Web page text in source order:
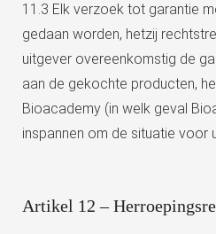
11.3 Elk verzoek tot garantie
gedaan worden, hetzij
uitgever overeenkomstig de
aan de gekochte producten,
Bioacademy (in welk geval
inspannen om de situatie voor
Artikel 12 –